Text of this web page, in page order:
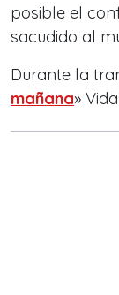
posible el
sacudido al
Durante la
mañana»